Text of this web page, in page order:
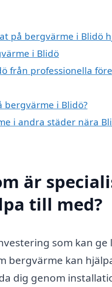
på bergvärme i Blidö
i Blidö
från professionella
i Blidö?
i andra städer nära
är
till med?
som kan
bergvärme kan
dig genom